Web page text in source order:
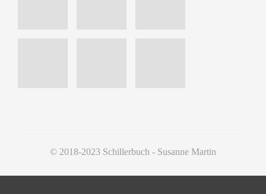
© 2018-2023 Schillerbuch - Susanne Martin